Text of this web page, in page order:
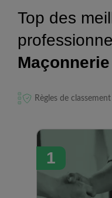
Top des
Maçonnerie
Règles de
1